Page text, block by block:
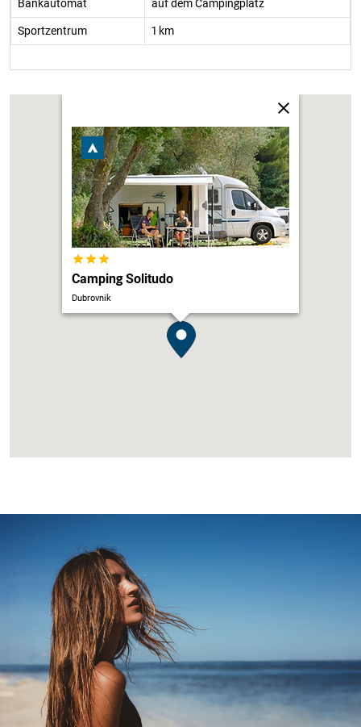
Bankautomat auf dem Campingplatz
Sportzentrum 1 km
Camping Solitudo
Dubrovnik